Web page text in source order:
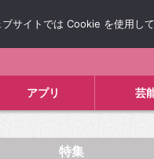
アプリ 芸
特集
サイトでは Cookie を使用し